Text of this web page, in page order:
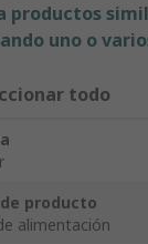
productos
uno o
todo
producto
alimentación